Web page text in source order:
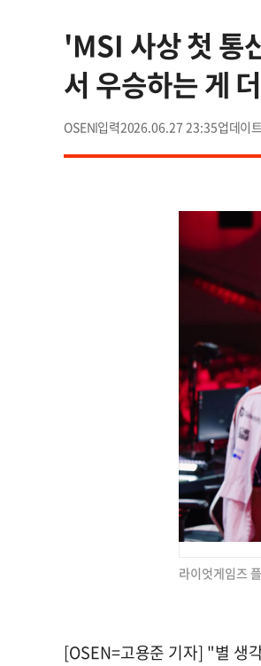
'MSI 사상 첫 통
서 우승하는 게
OSEN 2026.06.27 23:35
라이엇게임즈
[OSEN=고용준 기자] "별 생